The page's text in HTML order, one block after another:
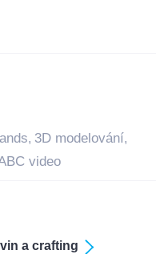
, 3D modelování,
video
a crafting